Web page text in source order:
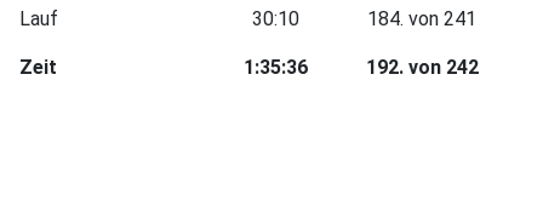
Lauf 30:10 184. von 241
Zeit 1:35:36 192. von 242